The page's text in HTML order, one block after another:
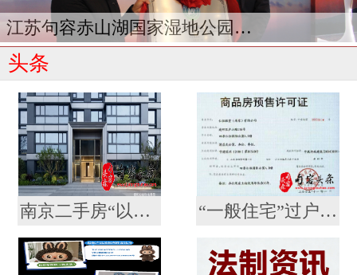
江苏句容赤山湖国家湿地公园授牌仪式
头条
南京二手房“以旧换新”再扩容 河西颐和·铂樾府纳入置换范围，共计10盘可选 “一般住宅”过户后成了“酒店式公寓” ？河西一高档小区遭遇权证“变脸”，相关部门回应仍按住宅登记